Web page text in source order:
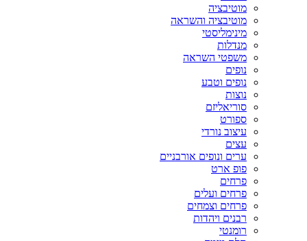
מוטיבציה
מוטיבציה והשראה
מינימליסטי
מנדלות
משפטי השראה
נופים
נופים וטבע
נוצות
סוריאליזם
ספורט
עיצוב נורדי
עצים
ערים ונופים אורבניים
פופ ארט
פרחים
פרחים ועלים
פרחים וצמחים
רבנים ויהדות
רומנטי